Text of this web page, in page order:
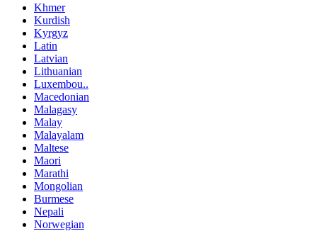
Khmer
Kurdish
Kyrgyz
Latin
Latvian
Lithuanian
Luxembou..
Macedonian
Malagasy
Malay
Malayalam
Maltese
Maori
Marathi
Mongolian
Burmese
Nepali
Norwegian